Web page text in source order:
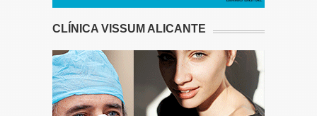
CLÍNICA VISSUM ALICANTE